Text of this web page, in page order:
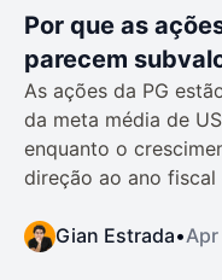
Por que as
parecem
As ações da PG
da meta média de
enquanto o
direção ao ano fiscal
Gian Estrada•